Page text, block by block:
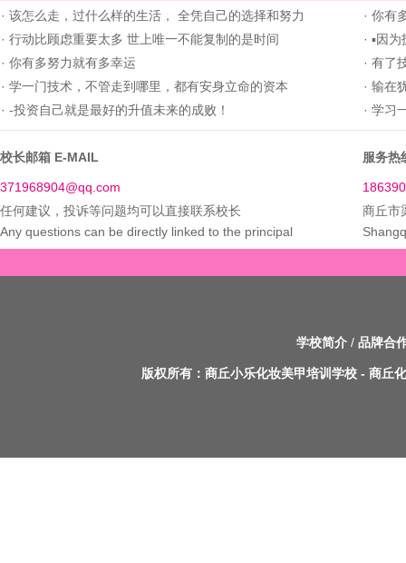
· 该怎么走，过什么样的生活， 全凭自己的选择和努力 · 你有
· 行动比顾虑重要太多 世上唯一不能复制的是时间 · ▪因
· 你有多努力就有多幸运 · 有了
· 学一门技术，不管走到哪里，都有安身立命的资本 · 输在
· -投资自己就是最好的升值未来的成败！ · 学习
校长邮箱 E-MAIL 服务热
371968904@qq.com
任何建议，投诉等问题均可以直接联系校长
商丘市
Any questions can be directly linked to the principal
学校简介 / 品牌合
版权所有： 商丘小乐化妆美甲培训学校- 商丘